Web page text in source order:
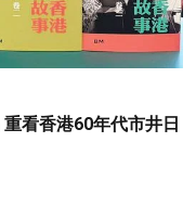
看香港60年代市井日